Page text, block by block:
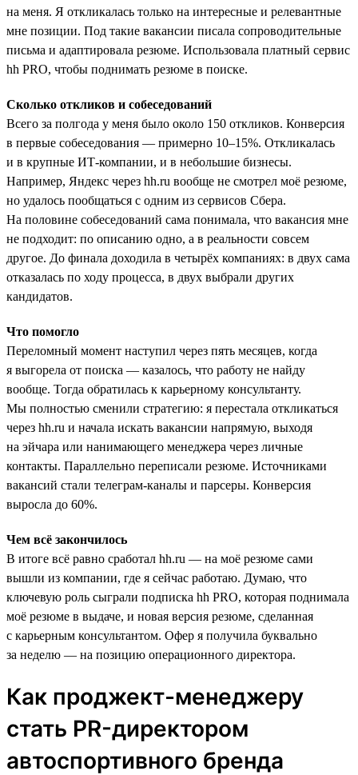
на меня. Я откликалась только на интересные и релевантные
мне позиции. Под такие вакансии писала сопроводительные
письма и адаптировала резюме. Использовала платный сервис
hh PRO, чтобы поднимать резюме в поиске.
Сколько откликов и собеседований
Всего за полгода у меня было около 150 откликов. Конверсия
в первые собеседования — примерно 10–15%. Откликалась
и в крупные ИТ-компании, и в небольшие бизнесы.
Например, Яндекс через hh.ru вообще не смотрел моё резюме,
но удалось пообщаться с одним из сервисов Сбера.
На половине собеседований сама понимала, что вакансия мне
не подходит: по описанию одно, а в реальности совсем
другое. До финала доходила в четырёх компаниях: в двух сама
отказалась по ходу процесса, в двух выбрали других
кандидатов.
Что помогло
Переломный момент наступил через пять месяцев, когда
я выгорела от поиска — казалось, что работу не найду
вообще. Тогда обратилась к карьерному консультанту.
Мы полностью сменили стратегию: я перестала откликаться
через hh.ru и начала искать вакансии напрямую, выходя
на эйчара или нанимающего менеджера через личные
контакты. Параллельно переписали резюме. Источниками
вакансий стали телеграм-каналы и парсеры. Конверсия
выросла до 60%.
Чем всё закончилось
В итоге всё равно сработал hh.ru — на моё резюме сами
вышли из компании, где я сейчас работаю. Думаю, что
ключевую роль сыграли подписка hh PRO, которая поднимала
моё резюме в выдаче, и новая версия резюме, сделанная
с карьерным консультантом. Офер я получила буквально
за неделю — на позицию операционного директора.
Как проджект-менеджеру
стать PR-директором
автоспортивного бренда